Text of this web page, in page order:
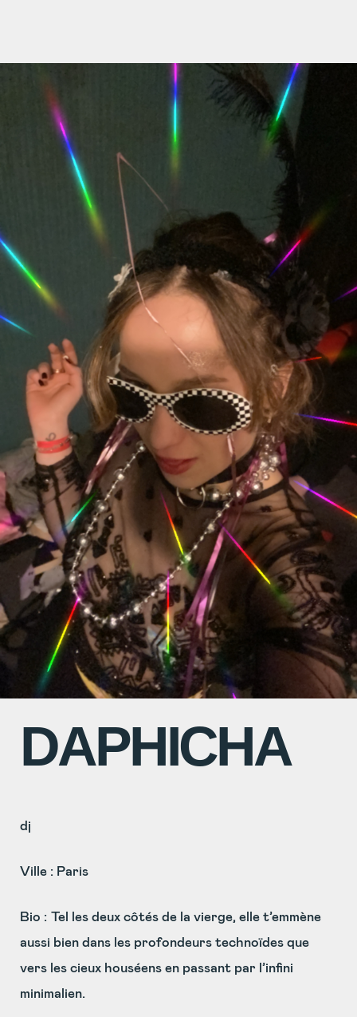
DAPHICHA
dj
Ville : Paris
Bio : Tel les deux côtés de la vierge, elle t’emmène
aussi bien dans les profondeurs technoïdes que
vers les cieux houséens en passant par l’infini
minimalien.